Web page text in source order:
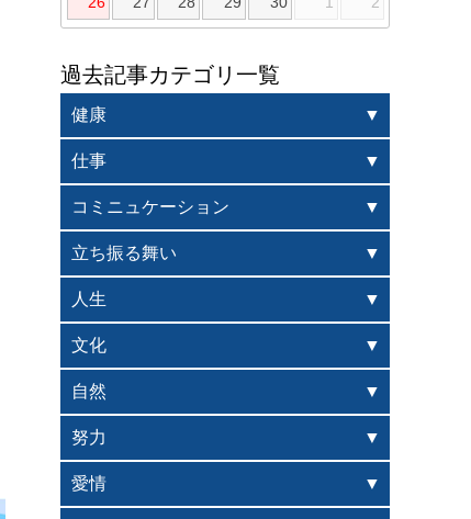
過去記事カテゴリ一覧
健康
仕事
コミニュケーション
立ち振る舞い
人生
文化
自然
努力
愛情